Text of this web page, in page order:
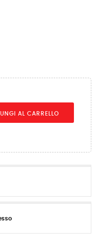
AL CARRELLO